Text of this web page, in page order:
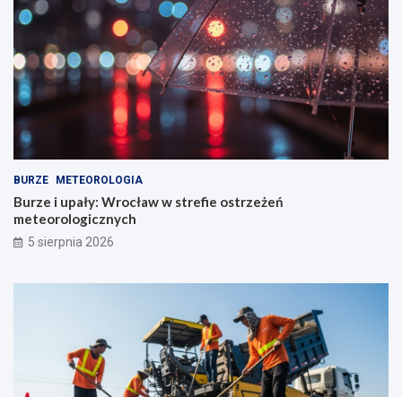
BURZE METEOROLOGIA
Burze i upały: Wrocław w strefie ostrzeżeń
meteorologicznych
5 sierpnia 2026